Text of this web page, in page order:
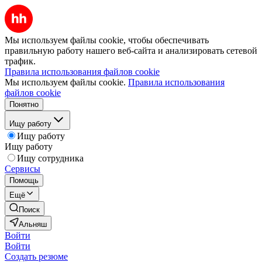
Мы используем файлы cookie, чтобы обеспечивать
правильную работу нашего веб-сайта и анализировать сетевой
трафик.
Правила использования файлов cookie
Мы используем файлы cookie. Правила использования
файлов cookie
Понятно
Ищу работу
Ищу работу
Ищу работу
Ищу сотрудника
Сервисы
Помощь
Ещё
Поиск
Альняш
Войти
Войти
Создать резюме